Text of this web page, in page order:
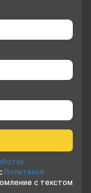
Политикой
с текстом